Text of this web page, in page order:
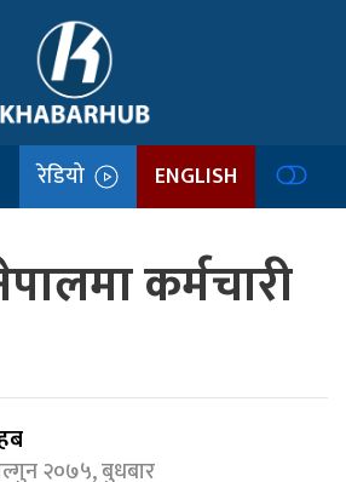
रेडियो ENGLISH
कर्मचारी
२०७५, बुधबार